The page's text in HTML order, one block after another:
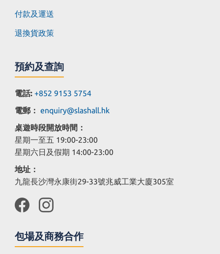
付款及運送
退換貨政策
預約及查詢
電話: +852 9153 5754
電郵： enquiry@slashall.hk
桌遊時段開放時間：
星期一至五 19:00-23:00
星期六日及假期 14:00-23:00
地址：
九龍長沙灣永康街29-33號兆威工業大廈305室
包場及商務合作